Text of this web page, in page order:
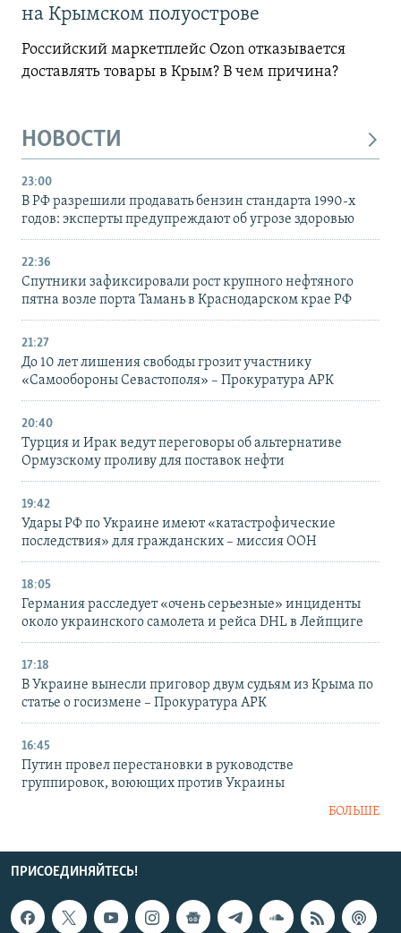
на Крымском полуострове
Российский маркетплейс Ozon отказывается
доставлять товары в Крым? В чем причина?
НОВОСТИ
23:00
В РФ разрешили продавать бензин стандарта 1990-х
годов: эксперты предупреждают об угрозе здоровью
22:36
Спутники зафиксировали рост крупного нефтяного
пятна возле порта Тамань в Краснодарском крае РФ
21:27
До 10 лет лишения свободы грозит участнику
«Самообороны Севастополя» – Прокуратура АРК
20:40
Турция и Ирак ведут переговоры об альтернативе
Ормузскому проливу для поставок нефти
19:42
Удары РФ по Украине имеют «катастрофические
последствия» для гражданских – миссия ООН
18:05
Германия расследует «очень серьезные» инциденты
около украинского самолета и рейса DHL в Лейпциге
17:18
В Украине вынесли приговор двум судьям из Крыма по
статье о госизмене – Прокуратура АРК
16:45
Путин провел перестановки в руководстве
группировок, воюющих против Украины
БОЛЬШЕ
ПРИСОЕДИНЯЙТЕСЬ!